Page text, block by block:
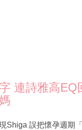
連詩雅高EQ
Shiga 誤把懷孕週期